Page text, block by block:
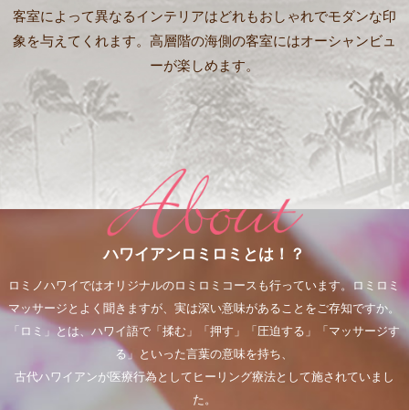
客室によって異なるインテリアはどれもおしゃれでモダンな印
象を与えてくれます。高層階の海側の客室にはオーシャンビュ
ーが楽しめます。
ハワイアンロミロミとは！？
ロミノハワイではオリジナルのロミロミコースも行っています。ロミロミ
マッサージとよく聞きますが、実は深い意味があることをご存知ですか。
「ロミ」とは、ハワイ語で「揉む」「押す」「圧迫する」「マッサージす
る」といった言葉の意味を持ち、
古代ハワイアンが医療行為としてヒーリング療法として施されていまし
た。